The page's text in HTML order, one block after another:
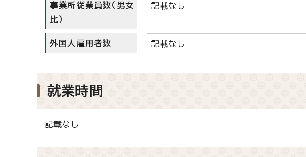
事業所従業員数（男女
比）
記載なし
外国人雇用者数 記載なし
就業時間
記載なし